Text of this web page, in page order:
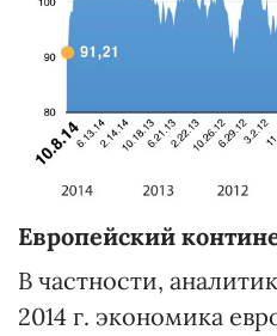
Европейский
В частности,
2014 г. экономика